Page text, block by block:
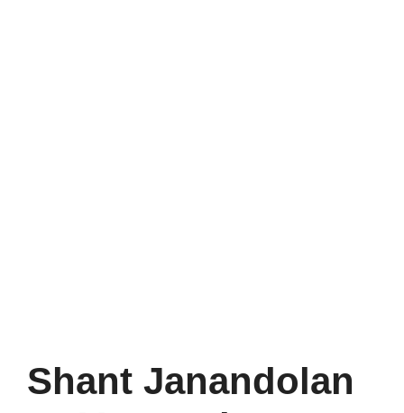
Shant Janandolan